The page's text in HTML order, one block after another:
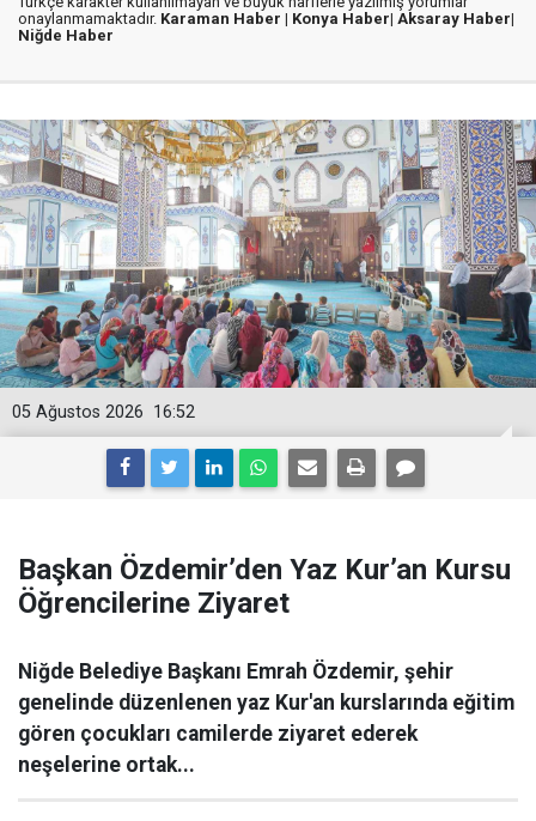
onaylanmamaktadır. Karaman Haber | Konya Haber| Aksaray Haber|
Niğde Haber
16:52
05 Ağustos 2026
Başkan Özdemir’den Yaz Kur’an Kursu
Öğrencilerine Ziyaret
Niğde Belediye Başkanı Emrah Özdemir, şehir
genelinde düzenlenen yaz Kur'an kurslarında eğitim
gören çocukları camilerde ziyaret ederek
neşelerine ortak...